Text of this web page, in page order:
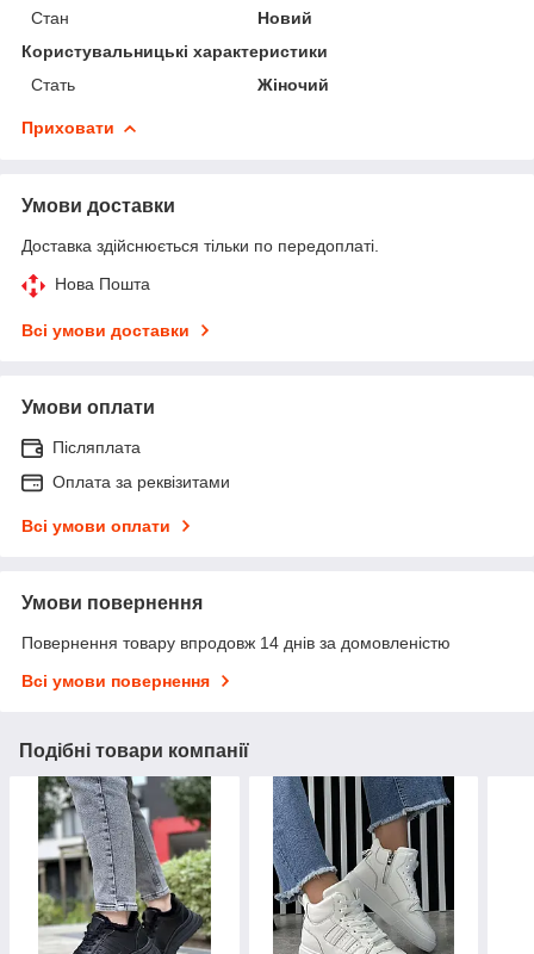
Стан
Новий
Користувальницькі характеристики
Стать
Жіночий
Приховати
Умови доставки
Доставка здійснюється тільки по передоплаті.
Нова Пошта
Всі умови доставки
Умови оплати
Післяплата
Оплата за реквізитами
Всі умови оплати
Умови повернення
Повернення товару впродовж 14 днів за домовленістю
Всі умови повернення
Подібні товари компанії